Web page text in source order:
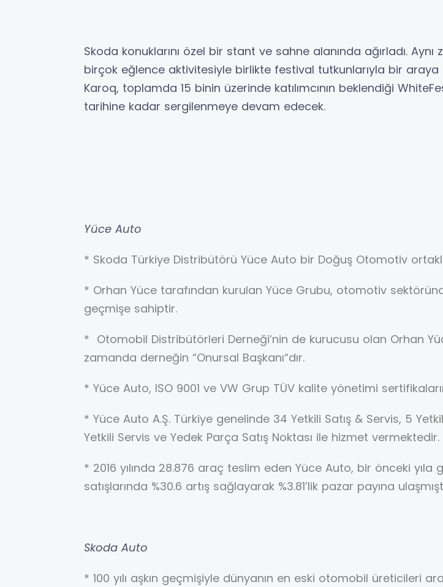
Skoda konuklarını özel bir stant ve sahne alanında ağırladı. Aynı
birçok eğlence aktivitesiyle birlikte festival tutkunlarıyla bir araya
Karoq, toplamda 15 binin üzerinde katılımcının beklendiği
tarihine kadar sergilenmeye devam edecek.
Yüce Auto
* Skoda Türkiye Distribütörü Yüce Auto bir Doğuş Otomotiv
* Orhan Yüce tarafından kurulan Yüce Grubu, otomotiv
geçmişe sahiptir.
* Otomobil Distribütörleri Derneği’nin de kurucusu olan Orhan
zamanda derneğin “Onursal Başkanı“dır.
* Yüce Auto, ISO 9001 ve VW Grup TÜV kalite yönetimi
* Yüce Auto A.Ş. Türkiye genelinde 34 Yetkili Satış & Servis, 5
Yetkili Servis ve Yedek Parça Satış Noktası ile hizmet vermektedir.
* 2016 yılında 28.876 araç teslim eden Yüce Auto, bir önceki yıla
satışlarında %30.6 artış sağlayarak %3.81’lik pazar payına
Skoda Auto
* 100 yılı aşkın geçmişiyle dünyanın en eski otomobil üreticileri